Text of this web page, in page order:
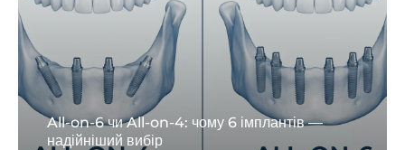
All-on-6 чи All-on-4: чому 6 імплантів —
надійніший вибір